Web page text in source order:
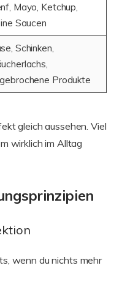
Mayo, Ketchup,
Saucen
Schinken,
Produkte
gleich aussehen. Viel
wirklich im Alltag
wenn du nichts mehr